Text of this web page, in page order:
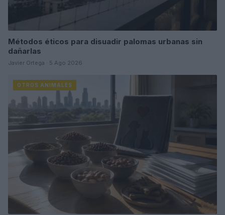
Métodos éticos para disuadir palomas urbanas sin
dañarlas
Javier Ortega · 5 Ago 2026
OTROS ANIMALES